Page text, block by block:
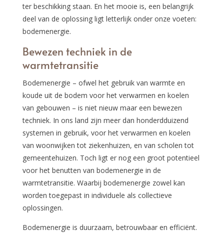
ter beschikking staan. En het mooie is, een belangrijk
deel van de oplossing ligt letterlijk onder onze voeten:
bodemenergie.
Bewezen techniek in de
warmtetransitie
Bodemenergie – ofwel het gebruik van warmte en
koude uit de bodem voor het verwarmen en koelen
van gebouwen – is niet nieuw maar een bewezen
techniek. In ons land zijn meer dan honderdduizend
systemen in gebruik, voor het verwarmen en koelen
van woonwijken tot ziekenhuizen, en van scholen tot
gemeentehuizen. Toch ligt er nog een groot potentieel
voor het benutten van bodemenergie in de
warmtetransitie. Waarbij bodemenergie zowel kan
worden toegepast in individuele als collectieve
oplossingen.
Bodemenergie is duurzaam, betrouwbaar en efficiënt.